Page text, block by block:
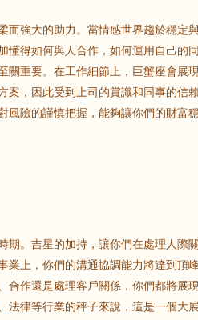
而強大的助力。當情感世界趨於穩定
懂得如何與人合作，如何運用自己的
關重要。在工作細節上，巨蟹座會展
案，因此受到上司的賞識和同事的信
險的謹慎把握，能夠讓你們的財富
期。吉星的加持，讓你們在處理人際
業上，你們的溝通協調能力將達到頂
合作還是處理客戶關係，你們都將展
法律等行業的秤子來說，這是一個大
龍 蛇
猴 雞